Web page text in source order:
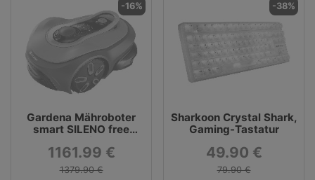
-16%
Gardena Mähroboter
smart SILENO free
1161.99 €
1379.90 €
-38%
Sharkoon Crystal Shark,
Gaming-Tastatur
49.90 €
79.90 €